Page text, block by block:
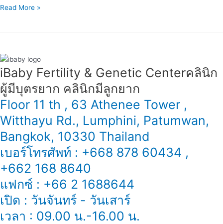
Read More »
iBaby Fertility & Genetic Center​ คลินิก
ผู้มีบุตรยาก คลินิกมีลูกยาก
Floor 11 th , 63 Athenee Tower ,
Witthayu Rd., Lumphini, Patumwan,
Bangkok, 10330 Thailand
เบอร์โทรศัพท์ : +668 878 60434 ,
+662 168 8640
แฟกซ์ : +66 2 1688644
เปิด : วันจันทร์ - วันเสาร์
เวลา : 09.00 น.-16.00 น.